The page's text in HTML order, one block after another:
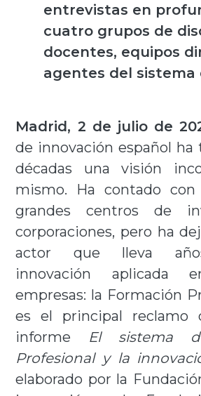
entrevistas en
cuatro grupos de
docentes, equipos
agentes del sistema
Madrid, 2 de julio de
de innovación español
décadas una visión
mismo. Ha contado con
grandes centros de
corporaciones, pero ha
actor que lleva
innovación aplicada
empresas: la Formación
es el principal reclamo
informe El sistema
Profesional y la
elaborado por la